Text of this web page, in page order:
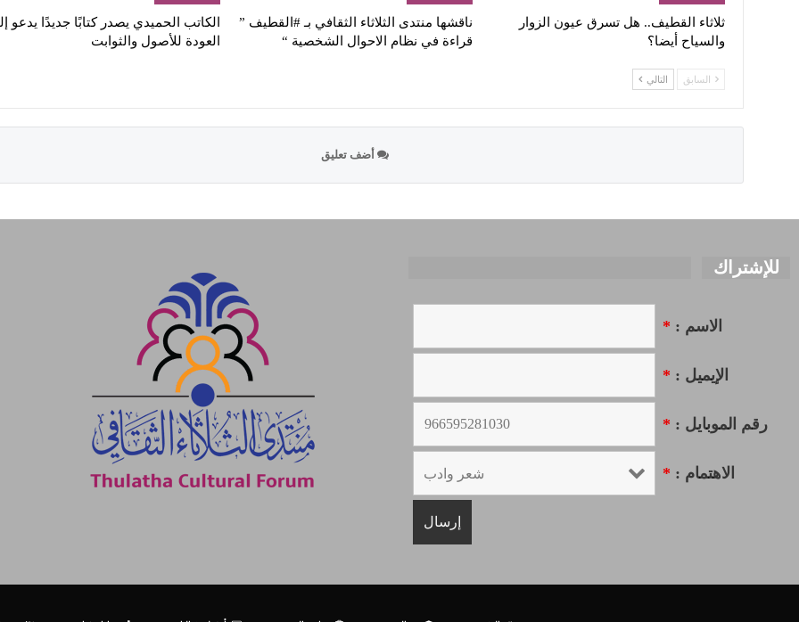
ثلاثاء القطيف.. هل تسرق عيون الزوار
والسياح أيضا؟
ناقشها منتدى الثلاثاء الثقافي بـ #القطيف ”
قراءة في نظام الاحوال الشخصية “
الكاتب الحميدي يصدر كتابًا جديدًا يدعو
العودة للأصول والثوابت
السابق التالي
أضف تعليق
للإشتراك
الاسم : *
الإيميل : *
رقم الموبايل : *
الاهتمام : *